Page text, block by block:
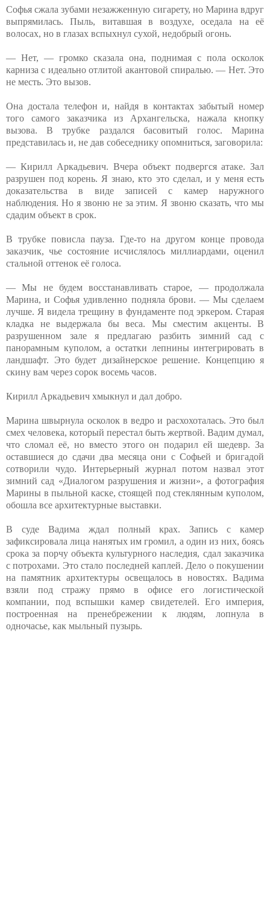
Софья сжала зубами незажженную сигарету, но Марина вдруг
выпрямилась. Пыль, витавшая в воздухе, оседала на её
волосах, но в глазах вспыхнул сухой, недобрый огонь.
— Нет, — громко сказала она, поднимая с пола осколок
карниза с идеально отлитой акантовой спиралью. — Нет. Это
не месть. Это вызов.
Она достала телефон и, найдя в контактах забытый номер
того самого заказчика из Архангельска, нажала кнопку
вызова. В трубке раздался басовитый голос. Марина
представилась и, не дав собеседнику опомниться, заговорила:
— Кирилл Аркадьевич. Вчера объект подвергся атаке. Зал
разрушен под корень. Я знаю, кто это сделал, и у меня есть
доказательства в виде записей с камер наружного
наблюдения. Но я звоню не за этим. Я звоню сказать, что мы
сдадим объект в срок.
В трубке повисла пауза. Где-то на другом конце провода
заказчик, чье состояние исчислялось миллиардами, оценил
стальной оттенок её голоса.
— Мы не будем восстанавливать старое, — продолжала
Марина, и Софья удивленно подняла брови. — Мы сделаем
лучше. Я видела трещину в фундаменте под эркером. Старая
кладка не выдержала бы веса. Мы сместим акценты. В
разрушенном зале я предлагаю разбить зимний сад с
панорамным куполом, а остатки лепнины интегрировать в
ландшафт. Это будет дизайнерское решение. Концепцию я
скину вам через сорок восемь часов.
Кирилл Аркадьевич хмыкнул и дал добро.
Марина швырнула осколок в ведро и расхохоталась. Это был
смех человека, который перестал быть жертвой. Вадим думал,
что сломал её, но вместо этого он подарил ей шедевр. За
оставшиеся до сдачи два месяца они с Софьей и бригадой
сотворили чудо. Интерьерный журнал потом назвал этот
зимний сад «Диалогом разрушения и жизни», а фотография
Марины в пыльной каске, стоящей под стеклянным куполом,
обошла все архитектурные выставки.
В суде Вадима ждал полный крах. Запись с камер
зафиксировала лица нанятых им громил, а один из них, боясь
срока за порчу объекта культурного наследия, сдал заказчика
с потрохами. Это стало последней каплей. Дело о покушении
на памятник архитектуры освещалось в новостях. Вадима
взяли под стражу прямо в офисе его логистической
компании, под вспышки камер свидетелей. Его империя,
построенная на пренебрежении к людям, лопнула в
одночасье, как мыльный пузырь.